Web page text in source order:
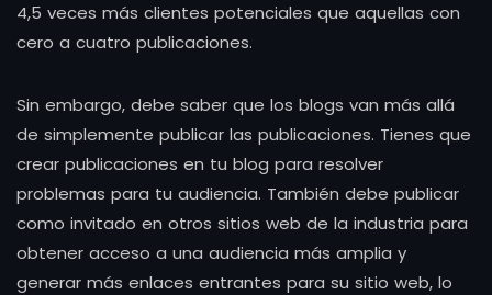
4,5 veces más clientes potenciales que aquellas con
cero a cuatro publicaciones.
Sin embargo, debe saber que los blogs van más allá
de simplemente publicar las publicaciones. Tienes que
crear publicaciones en tu blog para resolver
problemas para tu audiencia. También debe publicar
como invitado en otros sitios web de la industria para
obtener acceso a una audiencia más amplia y
generar más enlaces entrantes para su sitio web, lo